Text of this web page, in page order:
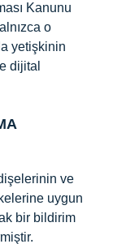
Kanunu
o
yetişkinin
dijital
ve
uygun
bir bildirim